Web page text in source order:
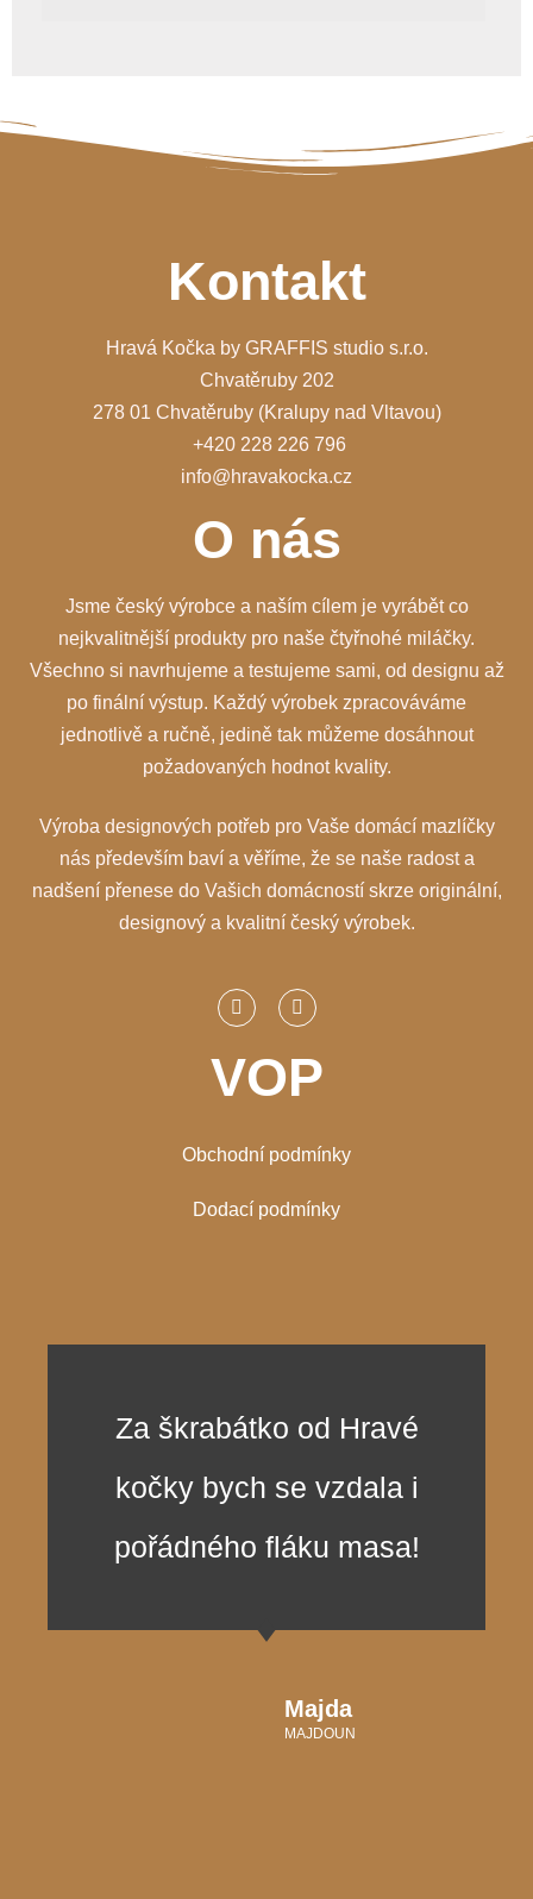
Kontakt
Hravá Kočka by GRAFFIS studio s.r.o.
Chvatěruby 202
278 01 Chvatěruby (Kralupy nad Vltavou)
+420 228 226 796
info@hravakocka.cz
O nás
Jsme český výrobce a naším cílem je vyrábět co
nejkvalitnější produkty pro naše čtyřnohé miláčky.
Všechno si navrhujeme a testujeme sami, od designu až
po finální výstup. Každý výrobek zpracováváme
jednotlivě a ručně, jedině tak můžeme dosáhnout
požadovaných hodnot kvality.
Výroba designových potřeb pro Vaše domácí mazlíčky
nás především baví a věříme, že se naše radost a
nadšení přenese do Vašich domácností skrze originální,
designový a kvalitní český výrobek.
VOP
Obchodní podmínky
Dodací podmínky
Za škrabátko od Hravé
kočky bych se vzdala i
pořádného fláku masa!
Majda
MAJDOUN